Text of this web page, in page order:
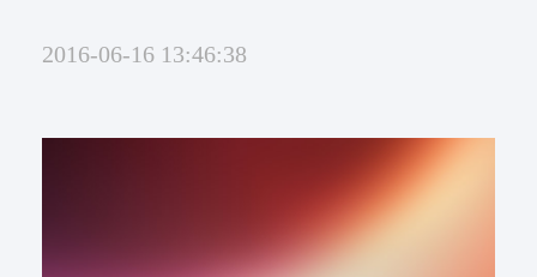
理医生、心理治疗师、心理咨询师。然而，由于心理
理职业缺乏了解。很多人对于心理医生、心理治疗
师、心理咨询师的内涵与外延弄不清。心理医生心理
2016-06-16 13:46:38